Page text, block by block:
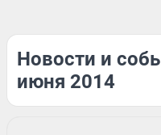
Новости и
июня 2014